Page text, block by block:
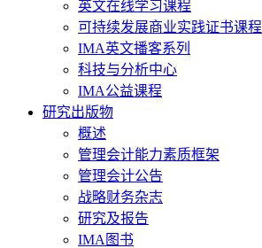
英文在线学习课程
可持续发展商业实践证书课程
IMA英文播客系列
科技与分析中心
IMA公益课程
研究出版物
概述
管理会计能力素质框架
管理会计公告
战略财务杂志
研究及报告
IMA图书